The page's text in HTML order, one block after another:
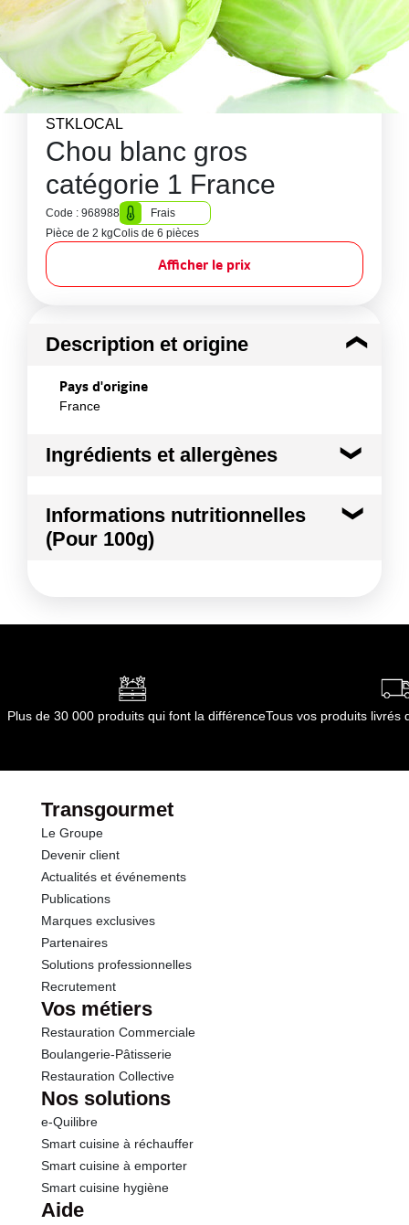
STKLOCAL
Chou blanc gros
catégorie 1 France
Code : 968988
Frais
Pièce de 2 kgColis de 6 pièces
Afficher le prix
Description et origine
Pays d'origine
France
Ingrédients et allergènes
CHOU BLANC
Conformément aux informations transmises
Informations nutritionnelles
(Pour 100g)
Kilojoules 123 kj
dont Acides gras saturés 0.27 g
dont Sucres
Fibres
Protéines
Sel
Sodium
Plus de 30 000 produits qui font la différenceTous vos produits livrés
Transgourmet
Le Groupe
Devenir client
Actualités et événements
Publications
Marques exclusives
Partenaires
Solutions professionnelles
Recrutement
Vos métiers
Restauration Commerciale
Boulangerie-Pâtisserie
Restauration Collective
Nos solutions
e-Quilibre
Smart cuisine à réchauffer
Smart cuisine à emporter
Smart cuisine hygiène
Aide